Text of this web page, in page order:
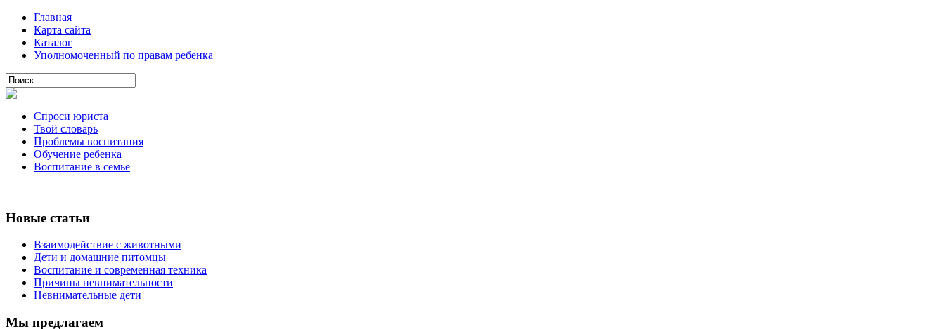
Главная
Карта сайта
Каталог
Уполномоченный по правам ребенка
Спроси юриста
Твой словарь
Проблемы воспитания
Обучение ребенка
Воспитание в семье
Новые статьи
Взаимодействие с животными
Дети и домашние питомцы
Воспитание и современная техника
Причины невнимательности
Невнимательные дети
Мы предлагаем